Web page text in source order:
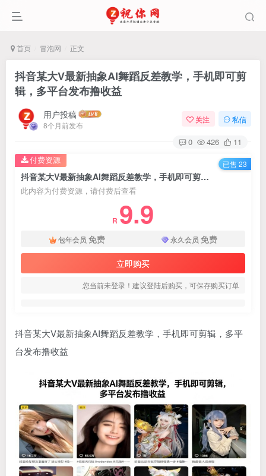
首页 冒泡网 正文
抖音某大V最新抽象AI舞蹈反差教学，手机即可剪
辑，多平台发布撸收益
用户投稿
8个月前发布
关注 私信
0 426 11
抖音某大V最新抽象AI舞蹈反差教学，手机即可剪辑，多平台发布撸收益
此内容为付费资源，请付费后查看
R 9.9
包年会员 免费 永久会员 免费
立即购买
您当前未登录！建议登陆后购买，可保存购买订单
付费资源 已售 23
抖音某大V最新抽象AI舞蹈反差教学，手机即可剪辑，多平
台发布撸收益